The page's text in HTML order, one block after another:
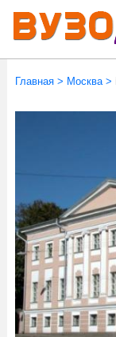
Главная> Москва>